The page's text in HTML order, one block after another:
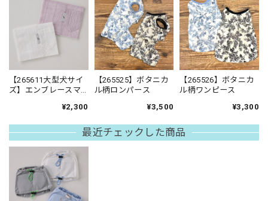
【265611大型犬サイ
ズ】エンブレースマ
¥2,300
【265525】ボタニカ
ル柄ロンパース
¥3,500
【265526】ボタニカ
ル柄ワンピース
¥3,300
最近チェックした商品